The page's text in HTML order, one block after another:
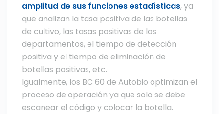
amplitud de sus funciones estadísticas, ya
que analizan la tasa positiva de las botellas
de cultivo, las tasas positivas de los
departamentos, el tiempo de detección
positiva y el tiempo de eliminación de
botellas positivas, etc.
Igualmente, los BC 60 de Autobio optimizan el
proceso de operación ya que solo se debe
escanear el código y colocar la botella.